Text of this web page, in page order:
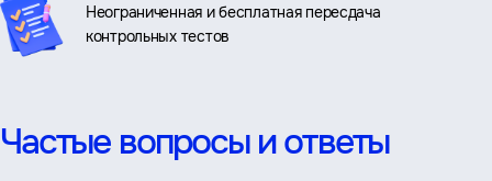
Неограниченная и бесплатная пересдача
контрольных тестов
Частые вопросы и ответы